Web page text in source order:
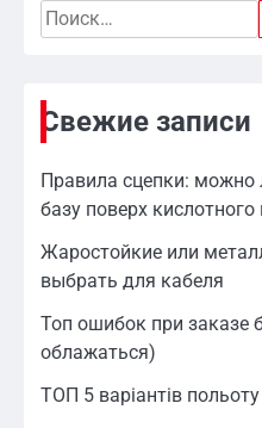
Найти:
Свежие записи
Правила сцепки: можно
базу поверх
Жаростойкие или
выбрать для кабеля
Топ ошибок при заказе
облажаться)
ТОП 5 варіантів